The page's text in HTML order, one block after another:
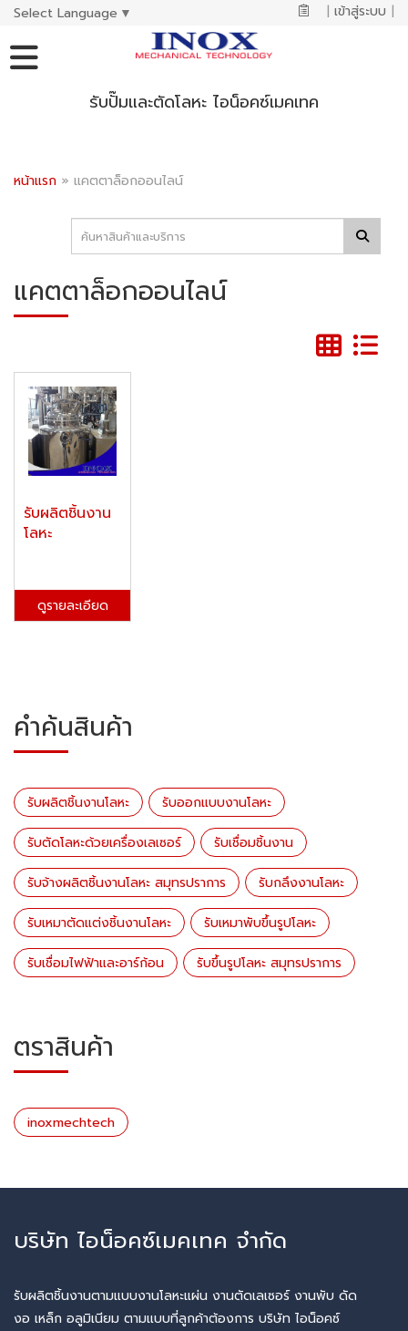
Select Language ▼ | เข้าสู่ระบบ |
รับปั๊มและตัดโลหะ ไอน็อคซ์เมคเทค
หน้าแรก » แคตตาล็อกออนไลน์
แคตตาล็อกออนไลน์
รับผลิตชิ้นงาน
โลหะ
ดูรายละเอียด
คำค้นสินค้า
รับผลิตชิ้นงานโลหะ รับออกแบบงานโลหะ
รับตัดโลหะด้วยเครื่องเลเซอร์ รับเชื่อมชิ้นงาน
รับจ้างผลิตชิ้นงานโลหะ สมุทรปราการ รับกลึงงานโลหะ
รับเหมาตัดแต่งชิ้นงานโลหะ รับเหมาพับขึ้นรูปโลหะ
รับเชื่อมไฟฟ้าและอาร์ก้อน รับขึ้นรูปโลหะ สมุทรปราการ
ตราสินค้า
inoxmechtech
บริษัท ไอน็อคซ์เมคเทค จำกัด
รับผลิตชิ้นงานตามแบบงานโลหะแผ่น งานตัดเลเซอร์ งานพับ ดัด
งอ เหล็ก อลูมิเนียม ตามแบบที่ลูกค้าต้องการ บริษัท ไอน็อคซ์